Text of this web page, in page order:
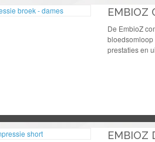
EMBIOZ
De EmbioZ
bloedsomloop
prestaties en
EMBIOZ